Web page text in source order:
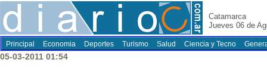
Catamarca
Jueves 06 de
Principal Economia Deportes Turismo Salud Ciencia y Tecno
05-03-2011 01:54